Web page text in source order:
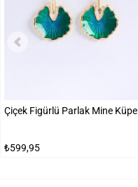
Çiçek Figürlü Parlak Mine Küpe
₺599,95